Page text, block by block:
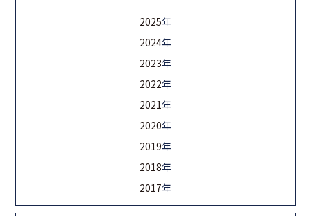
2025年
2024年
2023年
2022年
2021年
2020年
2019年
2018年
2017年